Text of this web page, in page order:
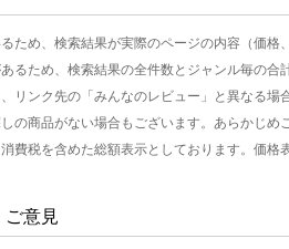
ため、検索結果が実際のページの内容（価格
るため、検索結果の全件数とジャンル毎の合
リンク先の「みんなのレビュー」と異なる場
の商品がない場合もございます。あらかじめ
費税を含めた総額表示としております。価格
ご意見